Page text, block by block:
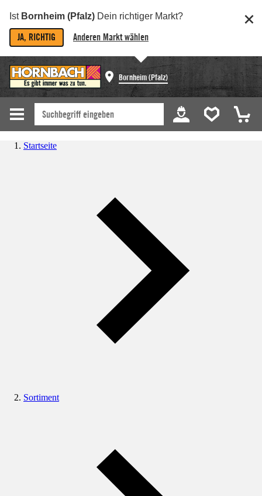
Ist Bornheim (Pfalz) Dein richtiger Markt?
JA, RICHTIG Anderen Markt wählen
Bornheim (Pfalz)
Startseite
Sortiment